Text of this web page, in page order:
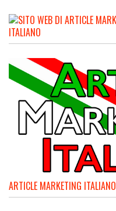
ITALIANO
ARTICLE MARKETING ITALIANO